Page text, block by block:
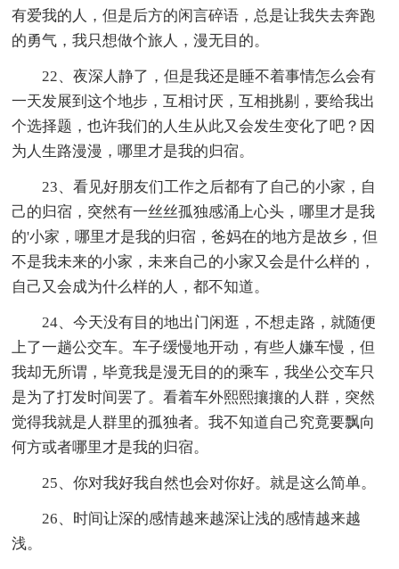
有爱我的人，但是后方的闲言碎语，总是让我失去奔跑
的勇气，我只想做个旅人，漫无目的。
22、夜深人静了，但是我还是睡不着事情怎么会有
一天发展到这个地步，互相讨厌，互相挑剔，要给我出
个选择题，也许我们的人生从此又会发生变化了吧？因
为人生路漫漫，哪里才是我的归宿。
23、看见好朋友们工作之后都有了自己的小家，自
己的归宿，突然有一丝丝孤独感涌上心头，哪里才是我
的'小家，哪里才是我的归宿，爸妈在的地方是故乡，但
不是我未来的小家，未来自己的小家又会是什么样的，
自己又会成为什么样的人，都不知道。
24、今天没有目的地出门闲逛，不想走路，就随便
上了一趟公交车。车子缓慢地开动，有些人嫌车慢，但
我却无所谓，毕竟我是漫无目的的乘车，我坐公交车只
是为了打发时间罢了。看着车外熙熙攘攘的人群，突然
觉得我就是人群里的孤独者。我不知道自己究竟要飘向
何方或者哪里才是我的归宿。
25、你对我好我自然也会对你好。就是这么简单。
26、时间让深的感情越来越深让浅的感情越来越
浅。